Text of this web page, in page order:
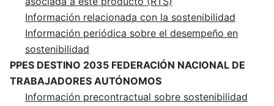
Información relacionada con la sostenibilidad
Información periódica sobre el desempeño en
sostenibilidad
PPES DESTINO 2035 FEDERACIÓN NACIONAL DE
TRABAJADORES AUTÓNOMOS
Información precontractual sobre sostenibilidad